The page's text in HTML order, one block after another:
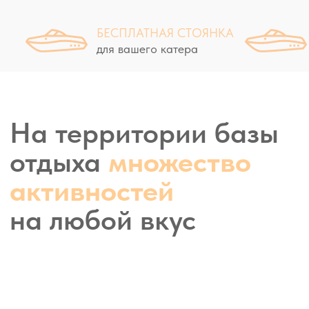
БЕСПЛАТНАЯ СТОЯНКА
для вашего катера
на базе
"Золотой Плав"